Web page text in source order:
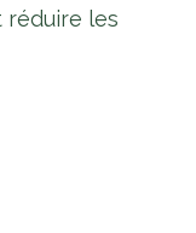
réduire les